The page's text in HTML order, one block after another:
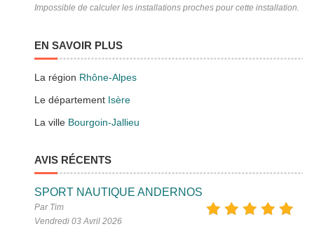
Impossible de calculer les installations proches pour cette installation.
EN SAVOIR PLUS
La région Rhône-Alpes
Le département Isère
La ville Bourgoin-Jallieu
AVIS RÉCENTS
SPORT NAUTIQUE ANDERNOS
Par Tim
Vendredi 03 Avril 2026